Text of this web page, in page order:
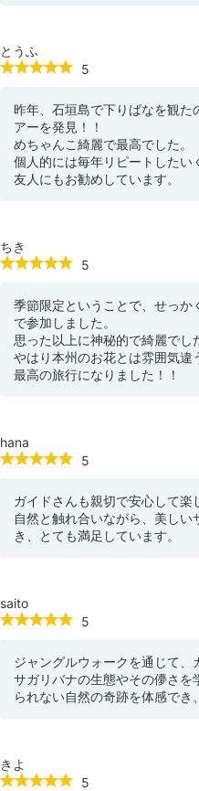
とうふ
5
昨年、石垣島で下りばなを観た
アーを発見！！
めちゃんこ綺麗で最高でした。
個人的には毎年リピートしたい
友人にもお勧めしています。
ちき
5
季節限定ということで、せっ
で参加しました。
思った以上に神秘的で綺麗でし
やはり本州のお花とは雰囲気違
最高の旅行になりました！！
hana
5
ガイドさんも親切で安心して楽
自然と触れ合いながら、美し
き、とても満足しています。
saito
5
ジャングルウォークを通じて、
サガリバナの生態やその儚さを
られない自然の奇跡を体感でき
きよ
5